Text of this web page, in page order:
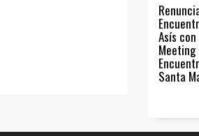
Asís
Santa